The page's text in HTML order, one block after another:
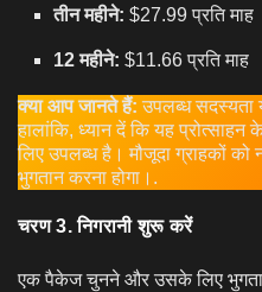
तीन महीने: $27.99 प्रति माह
12 महीने: $11.66 प्रति माह
क्या आप जानते हैं:उपलब्ध सदस्यता
हालांकि, ध्यान दें कि यह
लिए उपलब्ध है। मौजूदा ग्राहकों
भुगतान करना होगा।.
चरण 3. निगरानी शुरू करें
एक पैकेज चुनने और उसके लिए